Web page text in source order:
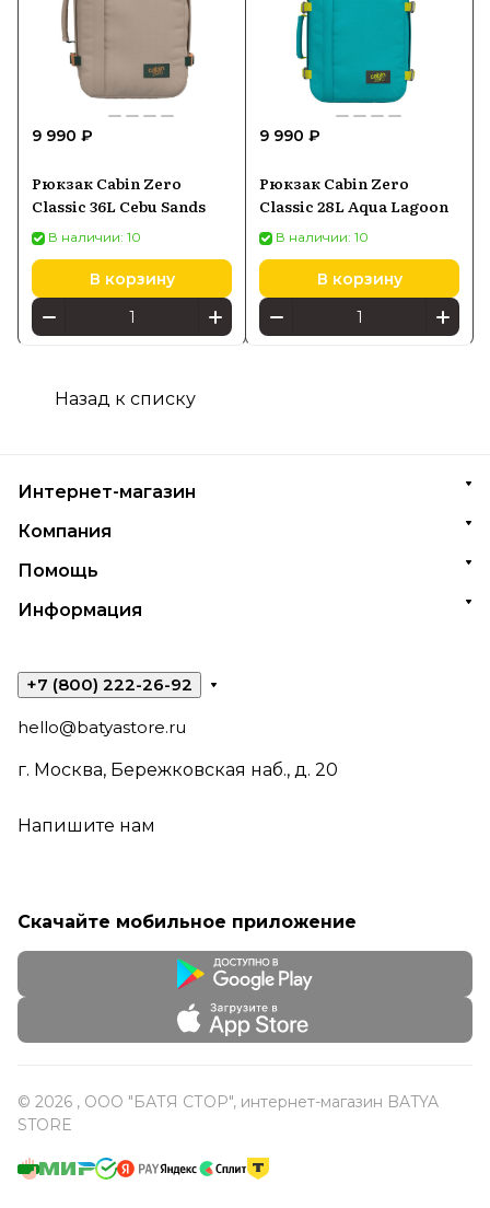
9 990 ₽
Рюкзак Cabin Zero
Classic 36L Cebu Sands
В наличии: 10
В корзину
9 990 ₽
Рюкзак Cabin Zero
Classic 28L Aqua Lagoon
В наличии: 10
В корзину
Назад к списку
Интернет-магазин
Компания
Помощь
Информация
+7 (800) 222-26-92
hello@batyastore.ru
г. Москва, Бережковская наб., д. 20
Напишите нам
Скачайте мобильное приложение
© 2026 , ООО "БАТЯ СТОР", интернет-магазин BATYA
STORE